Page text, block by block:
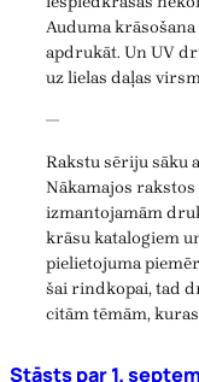
Auduma
apdrukāt. Un UV
uz lielas daļas
—
Rakstu sēriju sāku
Nākamajos
izmantojamām
krāsu katalogiem
pielietojuma
šai rindkopai, tad
citām tēmām,
Stāsts par 1.